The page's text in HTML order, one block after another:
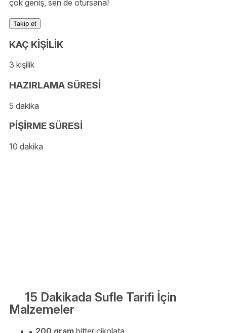
çok geniş, sen de otursana!
Takip et
KAÇ KİŞİLİK
3 kişilik
HAZIRLAMA SÜRESİ
5 dakika
PİŞİRME SÜRESİ
10 dakika
15 Dakikada Sufle Tarifi İçin
Malzemeler
200 gram bitter çikolata